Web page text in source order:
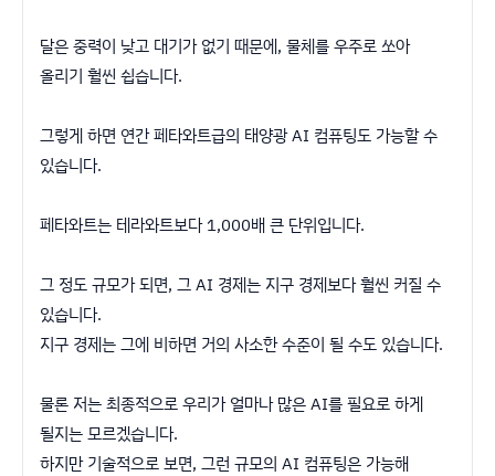
달은 중력이 낮고 대기가 없기 때문에, 물체를 우주로 쏘아
올리기 훨씬 쉽습니다.
그렇게 하면 연간 페타와트급의 태양광 AI 컴퓨팅도 가능할 수
있습니다.
페타와트는 테라와트보다 1,000배 큰 단위입니다.
그 정도 규모가 되면, 그 AI 경제는 지구 경제보다 훨씬 커질 수
있습니다.
지구 경제는 그에 비하면 거의 사소한 수준이 될 수도 있습니다.
물론 저는 최종적으로 우리가 얼마나 많은 AI를 필요로 하게
될지는 모르겠습니다.
하지만 기술적으로 보면, 그런 규모의 AI 컴퓨팅은 가능해